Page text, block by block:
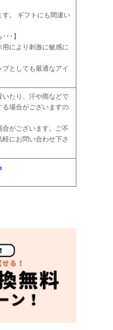
。 ギフトにも間違い
･･】
により刺激に敏感に
としても最適なアイ
いたり、汗や雨などで
場合がございますの
合がございます。ご不
にお問い合わせ下さ